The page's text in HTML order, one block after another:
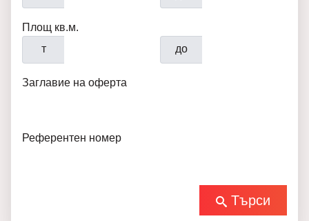
Площ кв.м.
т
до
Заглавие на оферта
Референтен номер
Търси